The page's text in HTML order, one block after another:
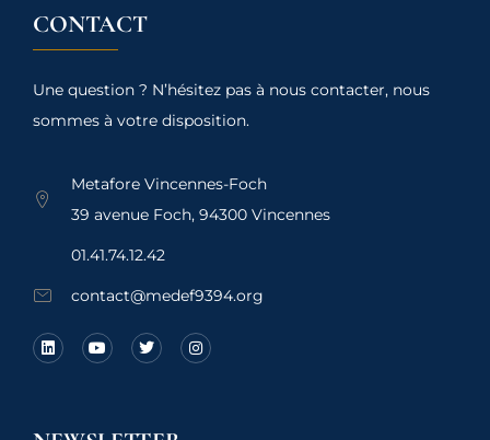
CONTACT
Une question ? N’hésitez pas à nous contacter, nous
sommes à votre disposition.
Metafore Vincennes-Foch
39 avenue Foch, 94300 Vincennes
01.41.74.12.42
contact@medef9394.org